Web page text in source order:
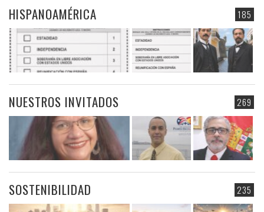
185
HISPANOAMÉRICA
269
NUESTROS INVITADOS
235
SOSTENIBILIDAD